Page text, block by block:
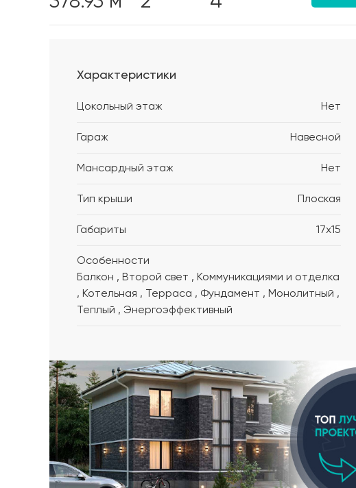
Характеристики
Цокольный этаж Нет
Гараж Навесной
Мансардный этаж Нет
Тип крыши Плоская
Габариты 17x15
Особенности
Балкон , Второй свет , Коммуникациями и отделка
, Котельная , Терраса , Фундамент , Монолитный ,
Теплый , Энергоэффективный